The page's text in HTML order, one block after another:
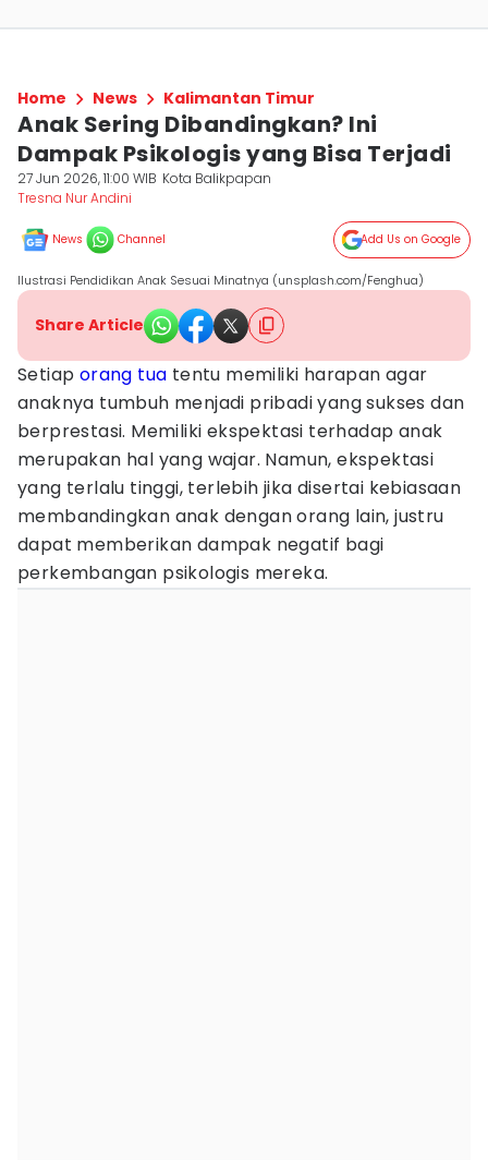
Home News Kalimantan Timur
Anak Sering Dibandingkan? Ini
Dampak Psikologis yang Bisa Terjadi
27 Jun 2026, 11:00 WIB Kota Balikpapan
Tresna Nur Andini
News Channel Add Us on Google
Ilustrasi Pendidikan Anak Sesuai Minatnya (unsplash.com/Fenghua)
Share Article
Setiap orang tua tentu memiliki harapan agar
anaknya tumbuh menjadi pribadi yang sukses dan
berprestasi. Memiliki ekspektasi terhadap anak
merupakan hal yang wajar. Namun, ekspektasi
yang terlalu tinggi, terlebih jika disertai kebiasaan
membandingkan anak dengan orang lain, justru
dapat memberikan dampak negatif bagi
perkembangan psikologis mereka.